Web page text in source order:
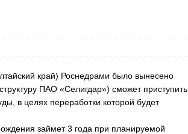
край) Роснедрами было вынесено
ПАО «Селигдар») сможет приступить
в целях переработки которой будет
займет 3 года при планируемой